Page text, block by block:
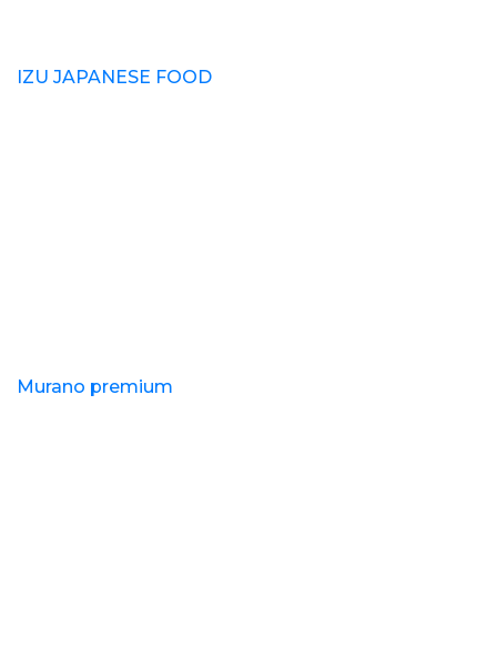
IZU JAPANESE FOOD
Murano premium